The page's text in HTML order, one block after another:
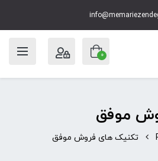
0
موفق
تکنیک های فروش موفق